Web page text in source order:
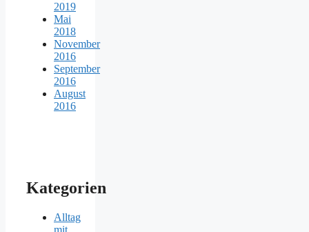
2019
Mai
2018
November
2016
September
2016
August
2016
Kategorien
Alltag
mit